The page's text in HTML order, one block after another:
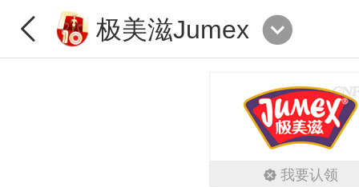
极美滋Jumex
我要认领